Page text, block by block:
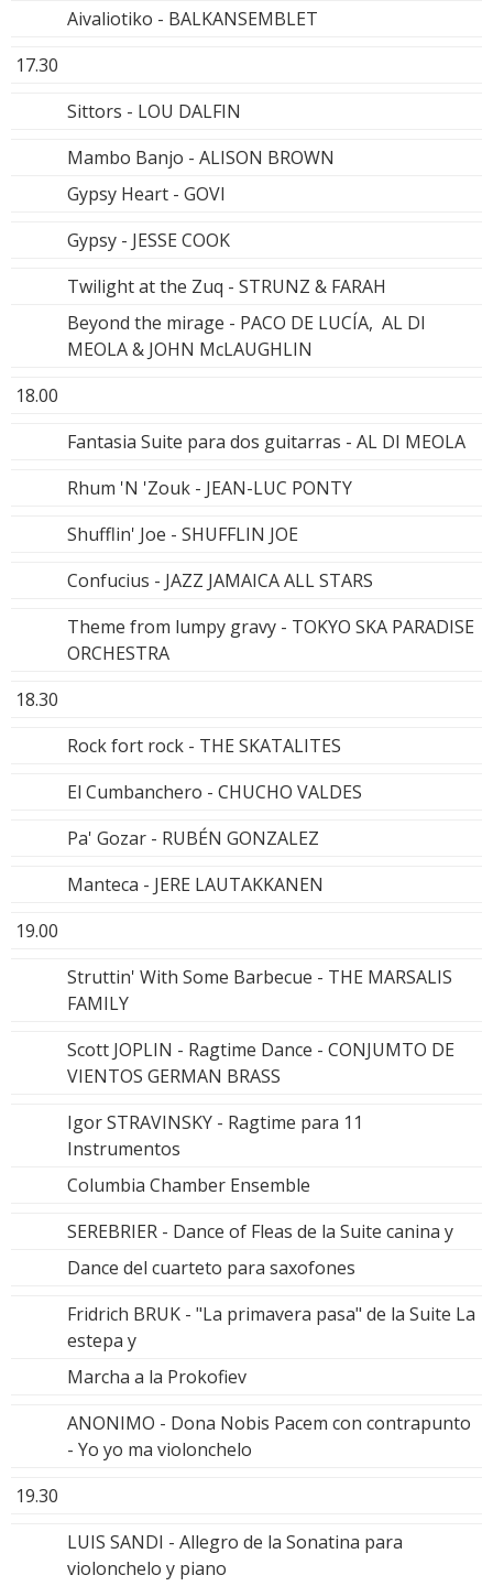
Aivaliotiko - BALKANSEMBLET
17.30
Sittors - LOU DALFIN
Mambo Banjo - ALISON BROWN
Gypsy Heart - GOVI
Gypsy - JESSE COOK
Twilight at the Zuq - STRUNZ & FARAH
Beyond the mirage - PACO DE LUCÍA, AL DI
MEOLA & JOHN McLAUGHLIN
18.00
Fantasia Suite para dos guitarras - AL DI MEOLA
Rhum 'N 'Zouk - JEAN-LUC PONTY
Shufflin' Joe - SHUFFLIN JOE
Confucius - JAZZ JAMAICA ALL STARS
Theme from lumpy gravy - TOKYO SKA PARADISE
ORCHESTRA
18.30
Rock fort rock - THE SKATALITES
El Cumbanchero - CHUCHO VALDES
Pa' Gozar - RUBÉN GONZALEZ
Manteca - JERE LAUTAKKANEN
19.00
Struttin' With Some Barbecue - THE MARSALIS
FAMILY
Scott JOPLIN - Ragtime Dance - CONJUMTO DE
VIENTOS GERMAN BRASS
Igor STRAVINSKY - Ragtime para 11
Instrumentos
Columbia Chamber Ensemble
SEREBRIER - Dance of Fleas de la Suite canina y
Dance del cuarteto para saxofones
Fridrich BRUK - "La primavera pasa" de la Suite La
estepa y
Marcha a la Prokofiev
ANONIMO - Dona Nobis Pacem con contrapunto
- Yo yo ma violonchelo
19.30
LUIS SANDI - Allegro de la Sonatina para
violonchelo y piano